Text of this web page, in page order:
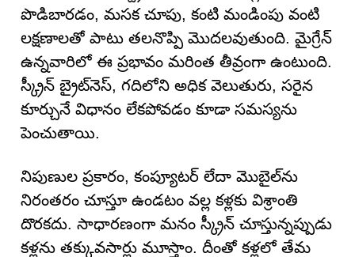
పొడిబారడం, మసక చూపు, కంటి మండింపు వంటి
లక్షణాలతో పాటు తలనొప్పి మొదలవుతుంది. మైగ్రేన్
ఉన్నవారిలో ఈ ప్రభావం మరింత తీవ్రంగా ఉంటుంది.
స్క్రీన్ బ్రైట్‌నెస్‌, గదిలోని అధిక వెలుతురు, సరైన
కూర్చునే విధానం లేకపోవడం కూడా సమస్యను
పెంచుతాయి.
నిపుణుల ప్రకారం, కంప్యూటర్ లేదా మొబైల్‌ను
నిరంతరం చూస్తూ ఉండటం వల్ల కళ్లకు విశ్రాంతి
దొరకదు. సాధారణంగా మనం స్క్రీన్ చూస్తున్నప్పుడు
కళ్లను తక్కువసార్లు మూస్తాం. దీంతో కళ్లలో తేమ